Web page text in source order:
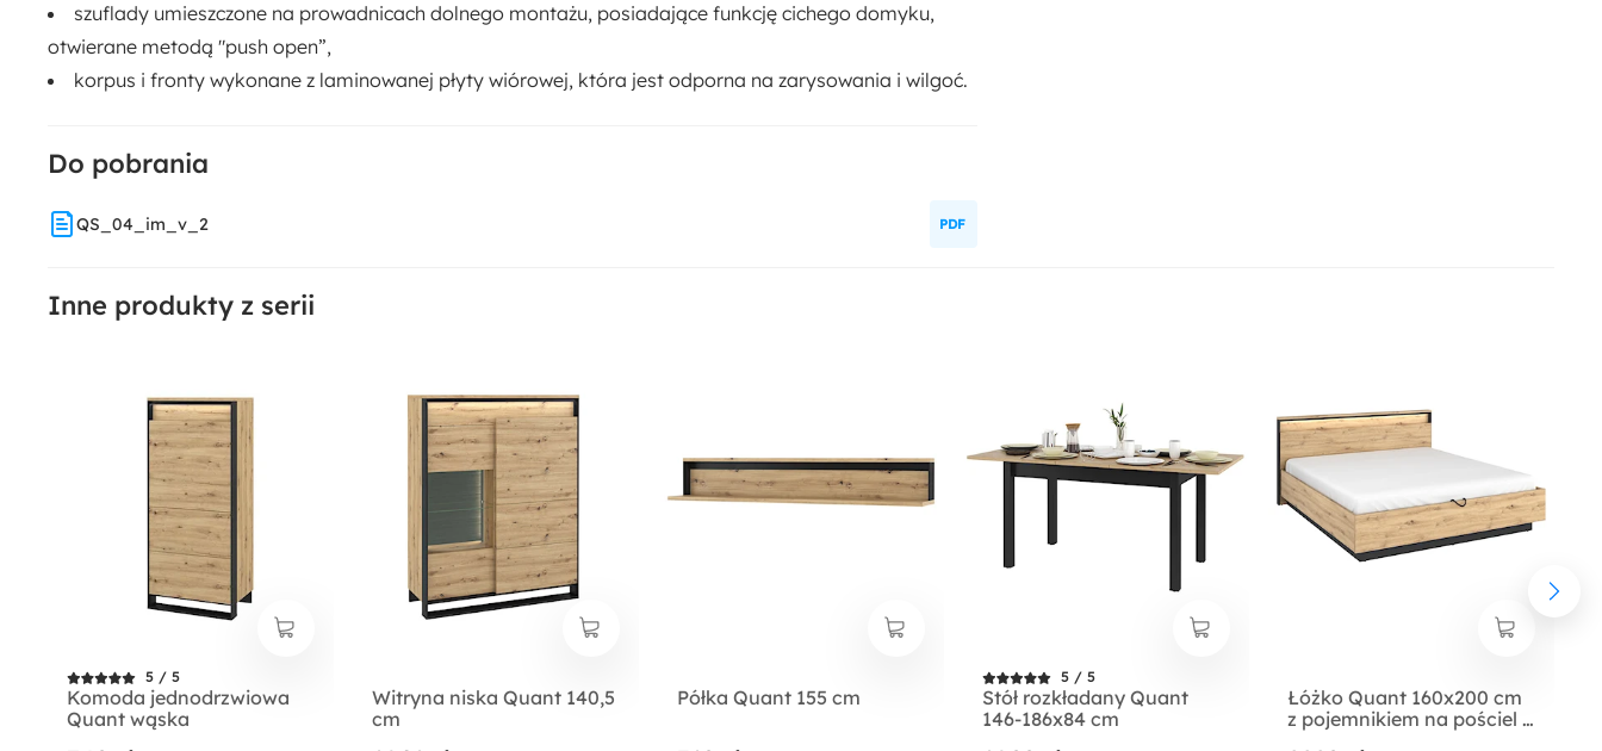
szuflady umieszczone na prowadnicach dolnego montażu, posiadające funkcję cichego domyku,
otwierane metodą "push open”,
korpus i fronty wykonane z laminowanej płyty wiórowej, która jest odporna na zarysowania i wilgoć.
Do pobrania
QS_04_im_v_2
Inne produkty z serii
5 / 5
Komoda jednodrzwiowa
Quant wąska
Witryna niska Quant 140,5
cm
Półka Quant 155 cm
5 / 5
Stół rozkładany Quant
146-186x84 cm
Łóżko Quant 160x200 cm
z pojemnikiem na pościel i